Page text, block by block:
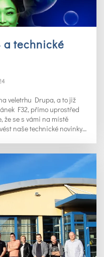
a technické
veletrhu Drupa, a to již
F32, přímo uprostřed
že se s vámi na místě
naše technické novinky…